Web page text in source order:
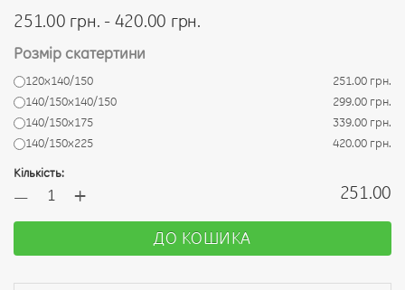
251.00 грн. - 420.00 грн.
Розмір скатертини
120х140/150
251.00 грн.
140/150х140/150
299.00 грн.
140/150х175
339.00 грн.
140/150х225
420.00 грн.
Кількість:
— + 251.00
ДО КОШИКА